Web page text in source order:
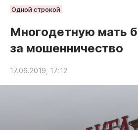
РУБРИКИ
Новости компаний
Статьи
Народные новости
Авто и транспорт
Одной строкой
Многодетную мать
за мошенничество
17.06.2019, 17:12